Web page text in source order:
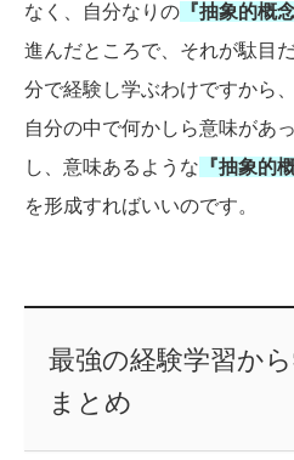
なく、自分なりの 『抽象的概
進んだところで、それが駄目
分で経験し学ぶわけですから
自分の中で何かしら意味があ
し、意味あるような 『抽象的
を形成すればいいのです。
最強の経験学習か
まとめ